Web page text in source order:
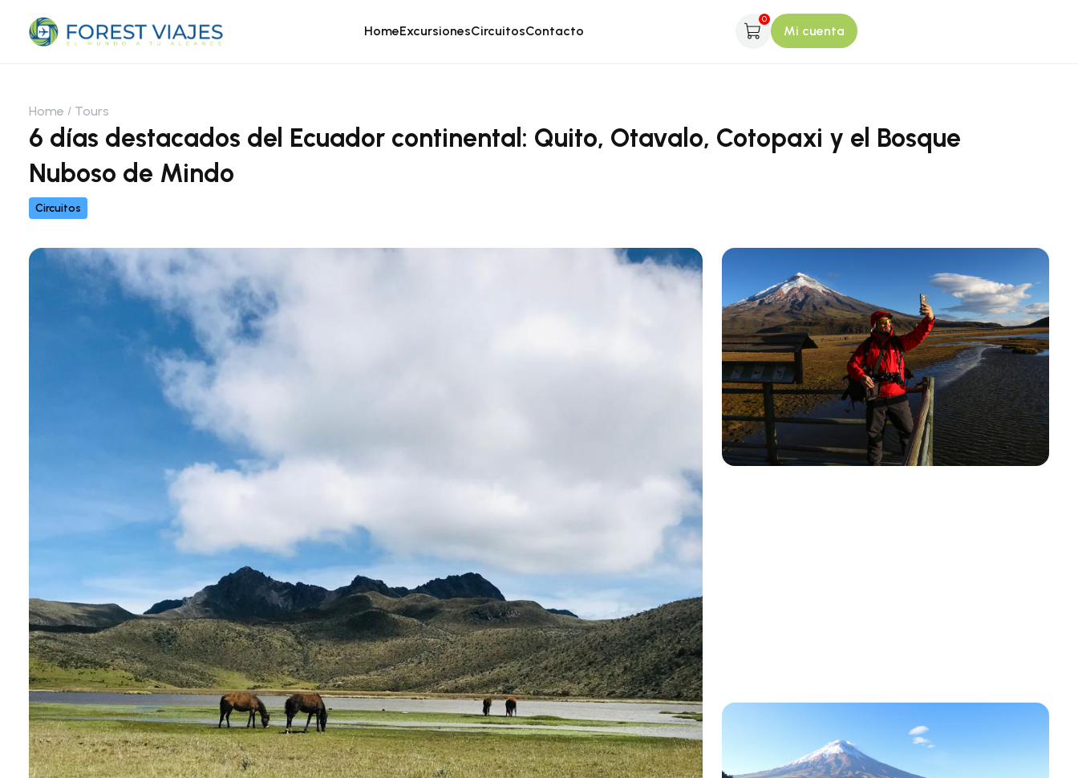
HomeExcursionesCircuitosContacto
0
Mi cuenta
Home Tours
6 días destacados del Ecuador continental: Quito, Otavalo, Cotopaxi y el Bosque
Nuboso de Mindo
Circuitos